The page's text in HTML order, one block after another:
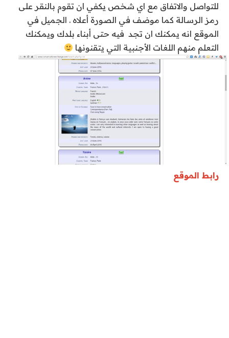
للتواصل والاتفاق مع اي شخص يكفي ان تقوم بالنقر على
رمز الرسالة كما موضف في الصورة أعلاه . الجميل في
الموقع انه يمكنك ان تجد فيه حتى أبناء بلدك ويمكنك
التعلم منهم اللغات الأجنبية التي يتقنونها
رابط الموقع